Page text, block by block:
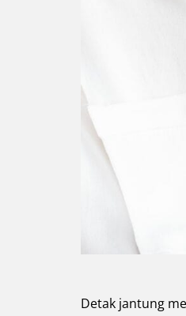
Detak jantung